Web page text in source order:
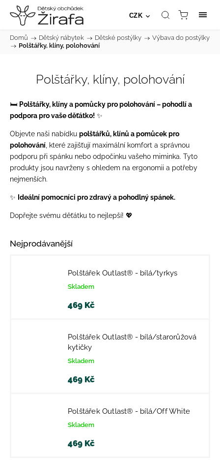
CZK
Domů / Dětský nábytek / Dětské postýlky /
Výbava do postýlky
/
Polštářky, klíny, polohování
Polštářky, klíny, polohování
🛏️ Polštářky, klíny a pomůcky pro polohování – pohodlí a
podpora pro vaše děťátko! ✨
Objevte naši nabídku polštářků, klínů a pomůcek pro
polohování , které zajišťují maximální komfort a správnou
podporu při spánku nebo odpočinku vašeho miminka. Tyto
produkty jsou navrženy s ohledem na ergonomii a potřeby
nejmenších.
✨ Ideální pomocníci pro zdravý a pohodlný spánek.
Dopřejte svému děťátku to nejlepší! 💖
Nejprodávanější
Polštářek Outlast® - bílá/tyrkys
Skladem
469 Kč
Polštářek Outlast® - bílá/starorůžová
kytičky
Skladem
469 Kč
Polštářek Outlast® - bílá/Off White
Skladem
469 Kč